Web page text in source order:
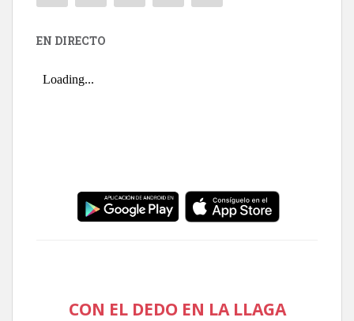
EN DIRECTO
CON EL DEDO EN LA LLAGA